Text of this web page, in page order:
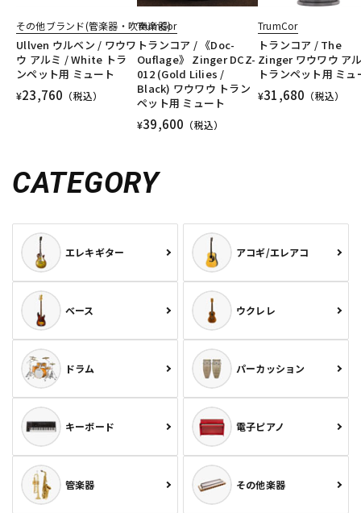
その他ブランド(管楽器・吹奏楽器)
Ullven ウルベン / ワウワ
ウ アルミ / White トラ
ンペット用 ミュート
¥23,760 （税込）
TrumCor
トランコア / 《Doc-
Ouflage》 Zinger DCZ-
012 (Gold Lilies /
Black) ワウワウ トラン
ペット用 ミュート
¥39,600 （税込）
TrumCor
トランコア / The
Zinger ワウワウ ア
トランペット用 ミュ
¥31,680 （税込）
CATEGORY
エレキギター アコギ/エレアコ
ベース ウクレレ
ドラム パーカッション
キーボード 電子ピアノ
管楽器 その他楽器